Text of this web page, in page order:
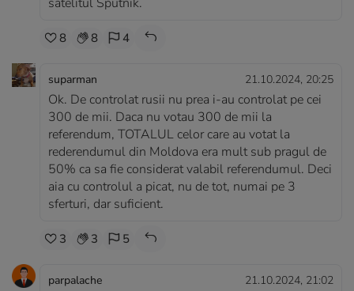
8 8 4
suparman 21.10.2024, 20:25
Ok. De controlat rusii nu prea i-au controlat pe cei
300 de mii. Daca nu votau 300 de mii la
referendum, TOTALUL celor care au votat la
rederendumul din Moldova era mult sub pragul de
50% ca sa fie considerat valabil referendumul. Deci
aia cu controlul a picat, nu de tot, numai pe 3
sferturi, dar suficient.
3 3 5
parpalache 21.10.2024, 21:02